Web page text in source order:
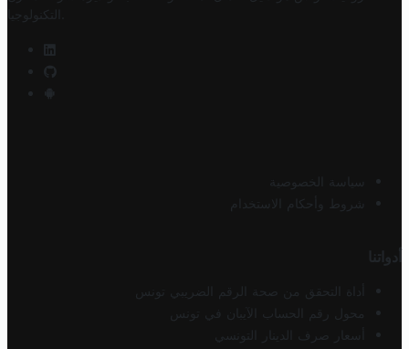
التكنولوجيا
سياسة الخصوصية
شروط وأحكام الاستخدام
أدواتنا
أداة التحقق من صحة الرقم الضريبي تونس
محول رقم الحساب الآيبان في تونس
أسعار صرف الدينار التونسي